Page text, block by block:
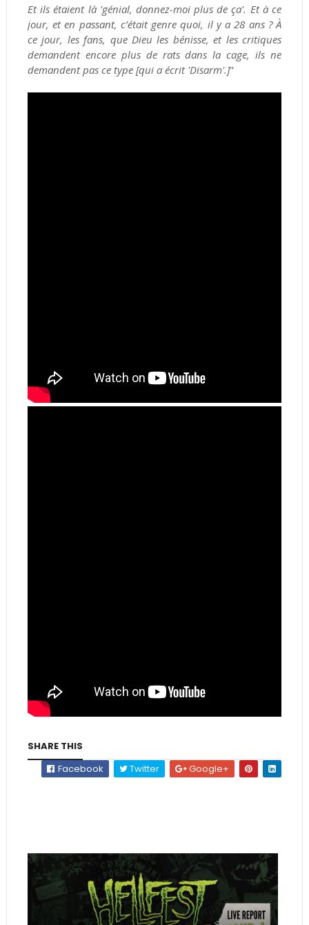
Et ils étaient là 'génial, donnez-moi plus de ça'. Et à ce
jour, et en passant, c’était genre quoi, il y a 28 ans ? À
ce jour, les fans, que Dieu les bénisse, et les critiques
demandent encore plus de rats dans la cage, ils ne
demandent pas ce type [qui a écrit 'Disarm'.]"
SHARE THIS
Facebook
Twitter Google+